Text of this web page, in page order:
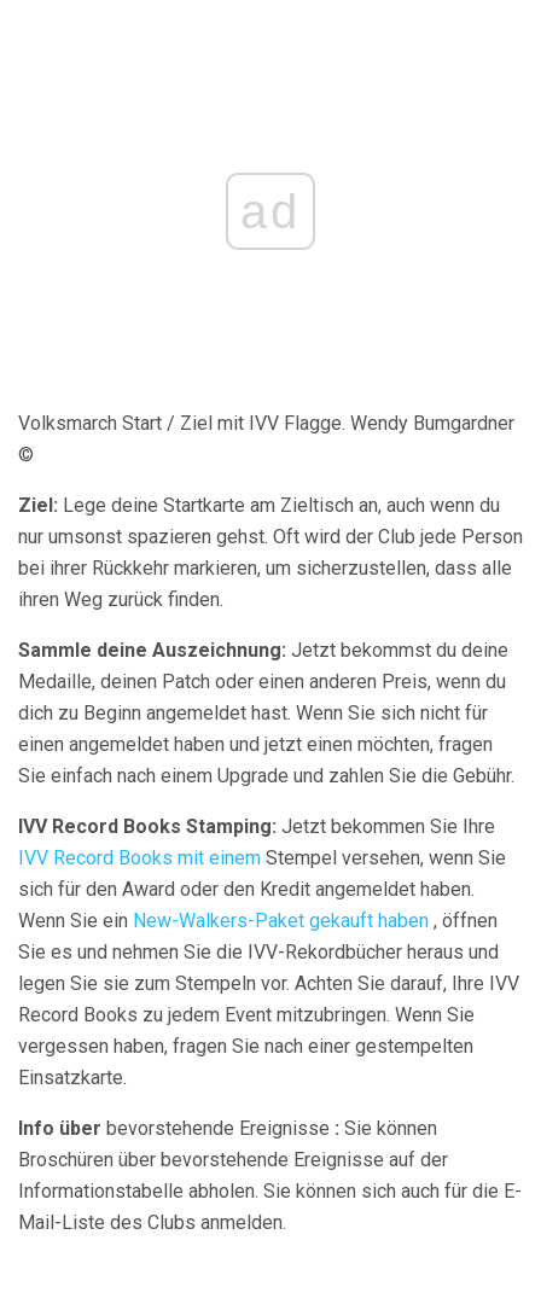
ad
Volksmarch Start / Ziel mit IVV Flagge. Wendy Bumgardner
©
Ziel: Lege deine Startkarte am Zieltisch an, auch wenn du
nur umsonst spazieren gehst. Oft wird der Club jede Person
bei ihrer Rückkehr markieren, um sicherzustellen, dass alle
ihren Weg zurück finden.
Sammle deine Auszeichnung: Jetzt bekommst du deine
Medaille, deinen Patch oder einen anderen Preis, wenn du
dich zu Beginn angemeldet hast. Wenn Sie sich nicht für
einen angemeldet haben und jetzt einen möchten, fragen
Sie einfach nach einem Upgrade und zahlen Sie die Gebühr.
IVV Record Books Stamping: Jetzt bekommen Sie Ihre
IVV Record Books mit einem Stempel versehen, wenn Sie
sich für den Award oder den Kredit angemeldet haben.
Wenn Sie ein New-Walkers-Paket gekauft haben , öffnen
Sie es und nehmen Sie die IVV-Rekordbücher heraus und
legen Sie sie zum Stempeln vor. Achten Sie darauf, Ihre IVV
Record Books zu jedem Event mitzubringen. Wenn Sie
vergessen haben, fragen Sie nach einer gestempelten
Einsatzkarte.
Info über bevorstehende Ereignisse : Sie können
Broschüren über bevorstehende Ereignisse auf der
Informationstabelle abholen. Sie können sich auch für die E-
Mail-Liste des Clubs anmelden.